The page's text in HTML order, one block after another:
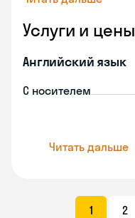
Услуги и цены
Английский язык
С носителем
Читать дальше
1 2